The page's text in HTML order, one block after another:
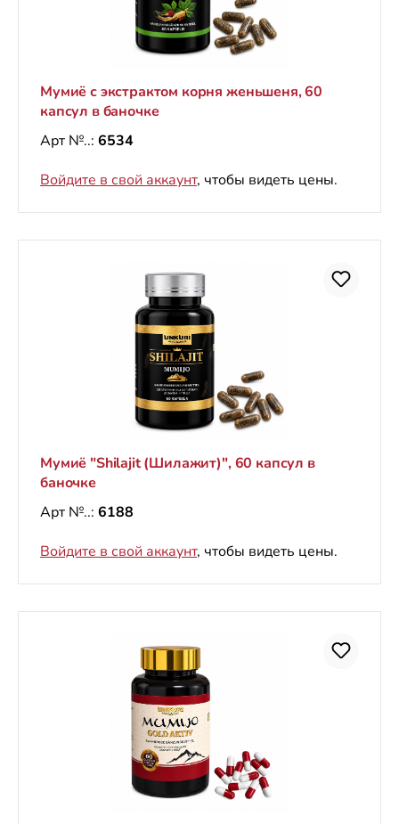
Мумиё с экстрактом корня женьшеня, 60
капсул в баночке
Арт №..: 6534
Войдите в свой аккаунт, чтобы видеть цены.
Мумиё "Shilajit (Шилажит)", 60 капсул в
баночке
Арт №..: 6188
Войдите в свой аккаунт, чтобы видеть цены.